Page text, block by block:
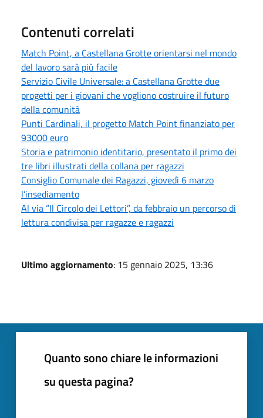
Contenuti correlati
Match Point, a Castellana Grotte orientarsi nel mondo
del lavoro sarà più facile
Servizio Civile Universale: a Castellana Grotte due
progetti per i giovani che vogliono costruire il futuro
della comunità
Punti Cardinali, il progetto Match Point finanziato per
93000 euro
Storia e patrimonio identitario, presentato il primo dei
tre libri illustrati della collana per ragazzi
Consiglio Comunale dei Ragazzi, giovedì 6 marzo
l’insediamento
Al via “Il Circolo dei Lettori”, da febbraio un percorso di
lettura condivisa per ragazze e ragazzi
Ultimo aggiornamento: 15 gennaio 2025, 13:36
Quanto sono chiare le informazioni
su questa pagina?